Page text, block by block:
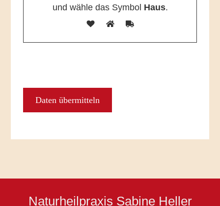
und wähle das Symbol Haus.
Naturheilpraxis Sabine Heller